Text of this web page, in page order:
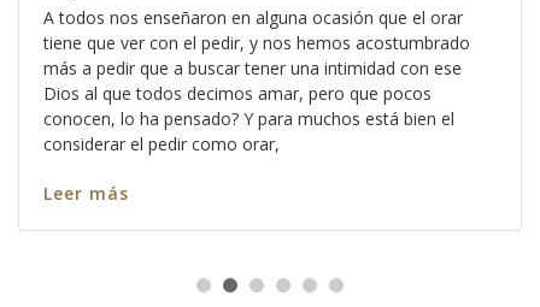
A todos nos enseñaron en alguna ocasión que el orar
tiene que ver con el pedir, y nos hemos acostumbrado
más a pedir que a buscar tener una intimidad con ese
Dios al que todos decimos amar, pero que pocos
conocen, lo ha pensado? Y para muchos está bien el
considerar el pedir como orar,
Leer más